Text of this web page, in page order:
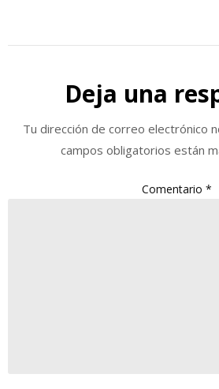
Deja una
Tu dirección de correo electrónico
campos obligatorios están
Comentario *